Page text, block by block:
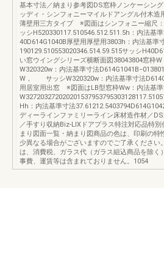
基本寸法／納まり参考図DS窓枠ノンケーシン
ッディ・シンフォニーマイルドアングル付木造
薄壁用三方タイプ ※図面はシンフォニー縮尺
ッシH520330117.510546.512.511.5h：内法基
40D614G1040B厚壁用厚壁用3803h：内法基準
190129.510553020346.514.59.515サッシ
い窓ウイングシリーズ横断面図38043804窓
W320320w：内法基準寸法
W， サッシW320320w：内法基準寸法
用居室用出窓 ※図面はLB型窓枠Ww：内法基準
Hh：内法基準寸法
ディーラインファミリーライン床材造作材／
／手すり収納Biz-LIXドアプラス特注対応品特
まり図面一覧・納まり図商品の色は、印刷の特
少異なる場合がございますのでご了承ください
は、消費税、ガラス代（ガラス組込商品を除く
事費、運賃等は含まれておりません。1054